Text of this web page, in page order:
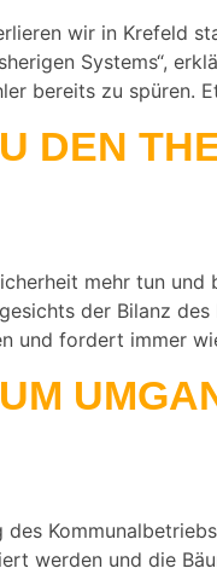
wir in Krefeld
Systems“,
bereits zu spüren.
DEN
mehr tun
der Bilanz
und fordert immer
werden und die